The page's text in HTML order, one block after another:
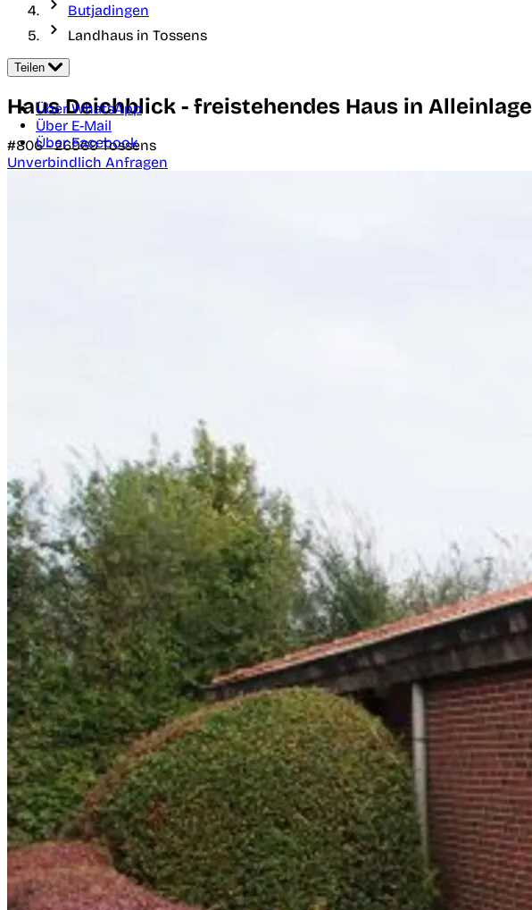
Butjadingen
Landhaus in Tossens
Teilen
Über WhatsApp
Über E-Mail
Über Facebook
Haus Deichblick - freistehendes Haus in Alleinlage
#806 -26969Tossens
Unverbindlich Anfragen